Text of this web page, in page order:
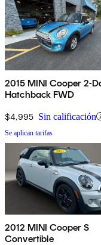
2015 MINI Cooper 2-
Hatchback FWD
$4,995 Sin calificación
Se aplican tarifas
2012 MINI Cooper S
Convertible